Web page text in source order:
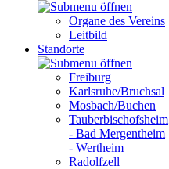
Organe des Vereins
Leitbild
Standorte
Freiburg
Karlsruhe/Bruchsal
Mosbach/Buchen
Tauberbischofsheim
- Bad Mergentheim
- Wertheim
Radolfzell